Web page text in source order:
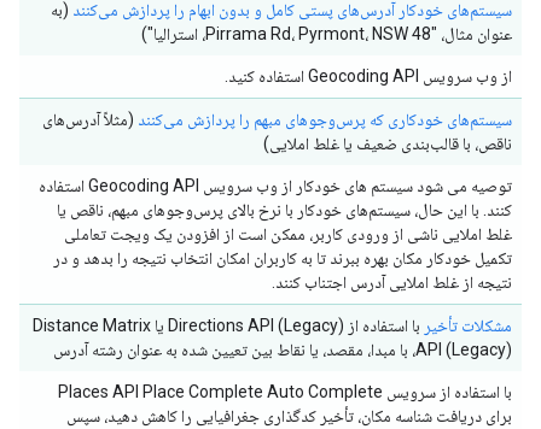
سیستم‌های خودکار آدرس‌های پستی کامل و بدون ابهام را پردازش می‌کنند (به
عنوان مثال، "48 Pirrama Rd، Pyrmont، NSW، استرالیا")
از وب سرویس Geocoding API استفاده کنید.
سیستم‌های خودکاری که پرس‌و‌جوهای مبهم را پردازش می‌کنند (مثلاً آدرس‌های
ناقص، با قالب‌بندی ضعیف یا غلط املایی)
توصیه می شود سیستم های خودکار از وب سرویس Geocoding API استفاده
کنند. با این حال، سیستم‌های خودکار با نرخ بالای پرس‌و‌جوهای مبهم، ناقص یا
غلط املایی ناشی از ورودی کاربر، ممکن است از افزودن یک ویجت تعاملی
تکمیل خودکار مکان بهره ببرند تا به کاربران امکان انتخاب نتیجه را بدهد و در
نتیجه از غلط املایی آدرس اجتناب کنند.
مشکلات تأخیر
با استفاده از Directions API (Legacy) یا Distance Matrix
API (Legacy)، با مبدا، مقصد، یا نقاط بین تعیین شده به عنوان رشته آدرس
با استفاده از سرویس Places API Place Complete Auto Complete
برای دریافت شناسه مکان، تأخیر کدگذاری جغرافیایی را کاهش دهید، سپس